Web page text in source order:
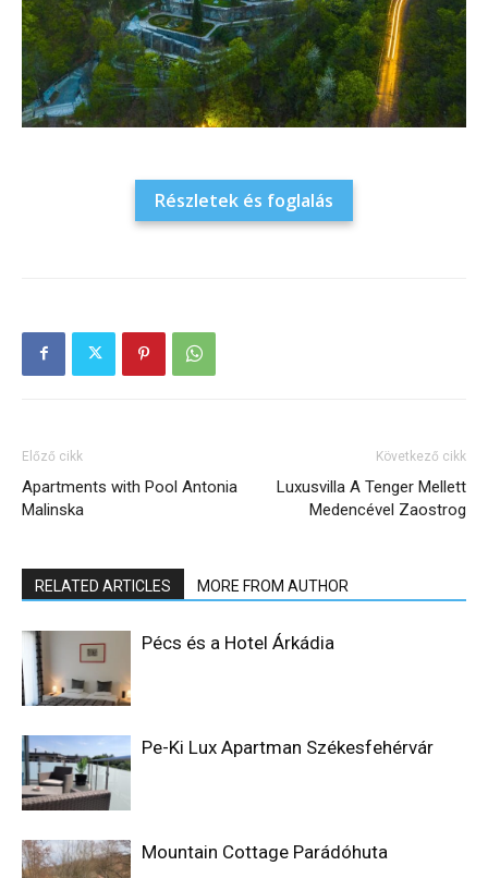
Részletek és foglalás
Előző cikk
Apartments with Pool Antonia
Malinska
Következő cikk
Luxusvilla A Tenger Mellett
Medencével Zaostrog
RELATED ARTICLES MORE FROM AUTHOR
Pécs és a Hotel Árkádia
Pe-Ki Lux Apartman Székesfehérvár
Mountain Cottage Parádóhuta